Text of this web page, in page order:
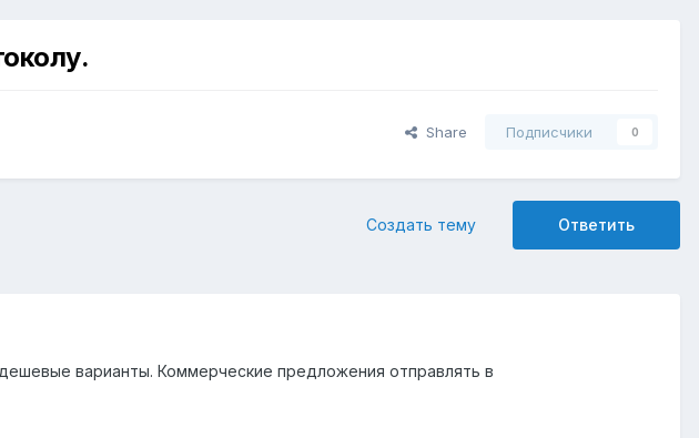
Share Подписчики 0
Ответить
Создать тему
варианты. Коммерческие предложения отправлять в